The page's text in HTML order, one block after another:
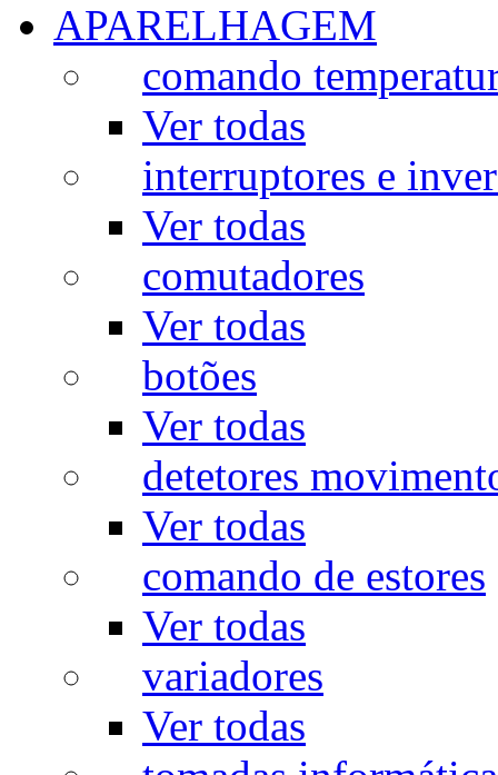
APARELHAGEM
comando
Ver todas
interruptores e
Ver todas
comutadores
Ver todas
botões
Ver todas
detetores
Ver todas
comando de estores
Ver todas
variadores
Ver todas